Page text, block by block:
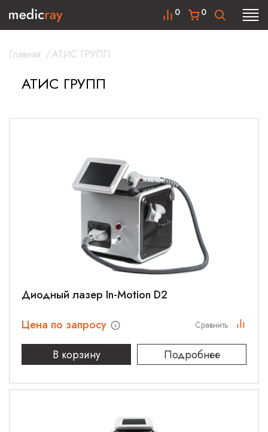
0
0
Главная /АТИС ГРУПП
АТИС ГРУПП
Диодный лазер In-Motion D2
Цена по запросу
В корзину
Подробнее
Сравнить